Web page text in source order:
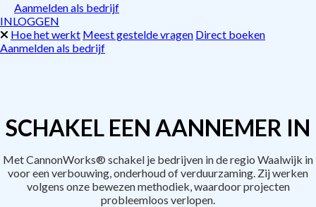
Aanmelden als bedrijf
INLOGGEN
Hoe het werkt Meest gestelde vragen Direct boeken
Aanmelden als bedrijf
SCHAKEL EEN AANNEMER IN
Met CannonWorks® schakel je bedrijven in de regio Waalwijk in
voor een verbouwing, onderhoud of verduurzaming. Zij werken
volgens onze bewezen methodiek, waardoor projecten
probleemloos verlopen.